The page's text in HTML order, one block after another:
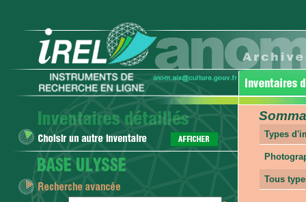
Types
Tous